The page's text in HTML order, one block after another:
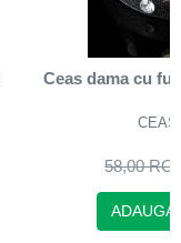
Ceas dama cu
58,00
ADAUGA